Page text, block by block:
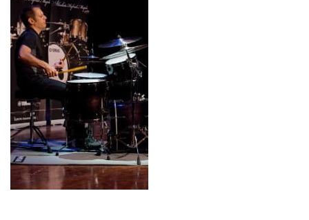
DRUMS
ORCHESTRA EN MARCHING
CYMBALS